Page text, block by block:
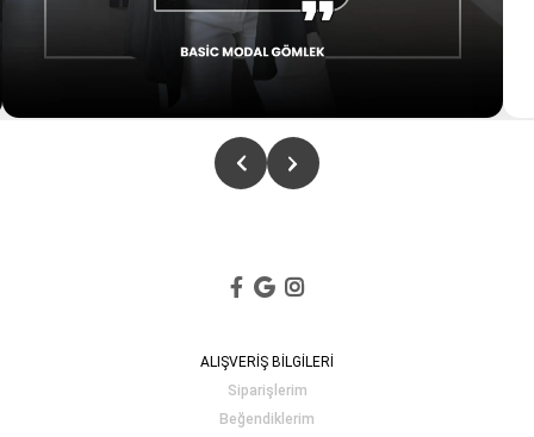
ALIŞVERİŞ BİLGİLERİ
Siparişlerim
Beğendiklerim